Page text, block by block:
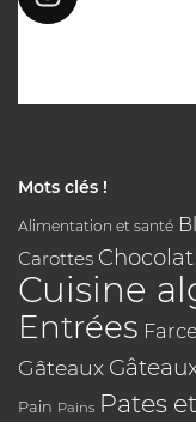
Mots clés !
Alimentation et santé
Carottes Chocolat
Cuisine
Entrées Farce
Gâteaux
Pain Pains Pates